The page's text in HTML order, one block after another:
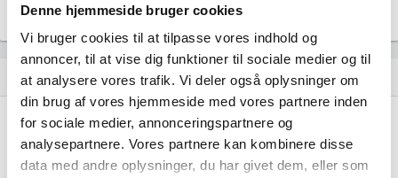
Denne hjemmeside bruger cookies
Vi bruger cookies til at tilpasse vores indhold og
annoncer, til at vise dig funktioner til sociale medier og til
at analysere vores trafik. Vi deler også oplysninger om
din brug af vores hjemmeside med vores partnere inden
for sociale medier, annonceringspartnere og
analysepartnere. Vores partnere kan kombinere disse
data med andre oplysninger, du har givet dem, eller som
assignment Regnskaber
Resultat i 1000 DKK 2025-09
Nettoomsætning -